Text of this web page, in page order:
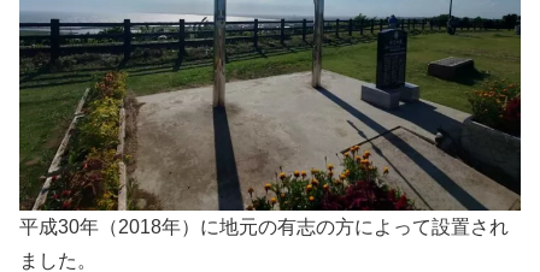
平成30年（2018年）に地元の有志の方によって設置され
ました。